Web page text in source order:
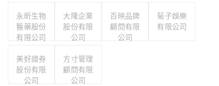
有限公司
永昕生物
醫藥股份
有限公司
大隆企業
股份有限
公司
百映品牌
顧問有限
公司
菊子娛樂
有限公司
美好證券
股份有限
公司
方寸管理
顧問有限
公司